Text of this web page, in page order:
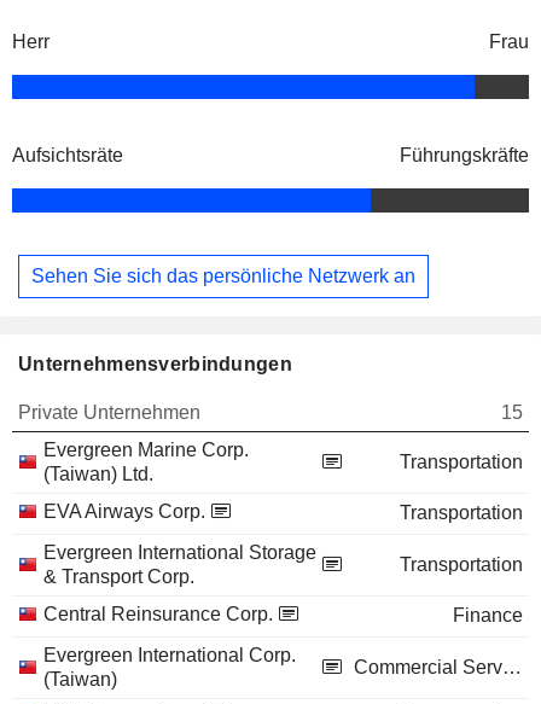
Herr Frau
Aufsichtsräte Führungskräfte
Sehen Sie sich das persönliche Netzwerk an
Unternehmensverbindungen
Private Unternehmen
15
Evergreen Marine Corp.
(Taiwan) Ltd.
Transportation
EVA Airways Corp.
Transportation
Evergreen International Storage
& Transport Corp.
Transportation
Central Reinsurance Corp.
Finance
Evergreen International Corp.
(Taiwan)
Commercial Services